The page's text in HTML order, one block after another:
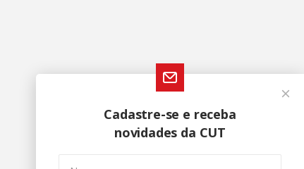
Cadastre-se e receba
novidades da CUT